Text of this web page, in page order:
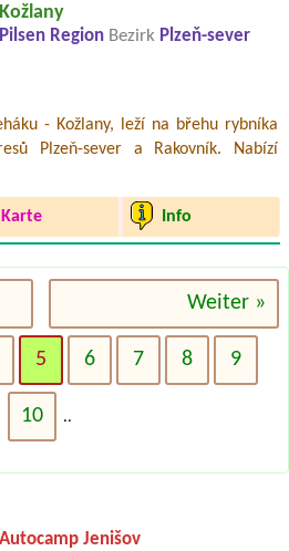
Kožlany
Pilsen Region Bezirk Plzeň-sever
- Kožlany, leží na břehu rybníka
Plzeň-sever a Rakovník. Nabízí
Karte Info
Weiter »
5 6 7 8 9
10 ..
Autocamp Jenišov